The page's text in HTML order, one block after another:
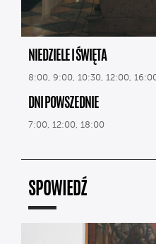
NIEDZIELE I ŚWIĘTA
8:00, 9:00, 10:30, 12:00,
DNI POWSZEDNIE
7:00, 12:00, 18:00
SPOWIEDŹ